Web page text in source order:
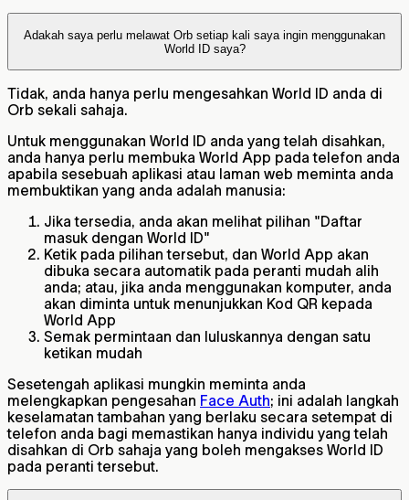
Adakah saya perlu melawat Orb setiap kali saya ingin menggunakan
World ID saya?
Tidak, anda hanya perlu mengesahkan World ID anda di
Orb sekali sahaja.
Untuk menggunakan World ID anda yang telah disahkan,
anda hanya perlu membuka World App pada telefon anda
apabila sesebuah aplikasi atau laman web meminta anda
membuktikan yang anda adalah manusia:
Jika tersedia, anda akan melihat pilihan "Daftar
masuk dengan World ID"
Ketik pada pilihan tersebut, dan World App akan
dibuka secara automatik pada peranti mudah alih
anda; atau, jika anda menggunakan komputer, anda
akan diminta untuk menunjukkan Kod QR kepada
World App
Semak permintaan dan luluskannya dengan satu
ketikan mudah
Sesetengah aplikasi mungkin meminta anda
melengkapkan pengesahan Face Auth; ini adalah langkah
keselamatan tambahan yang berlaku secara setempat di
telefon anda bagi memastikan hanya individu yang telah
disahkan di Orb sahaja yang boleh mengakses World ID
pada peranti tersebut.